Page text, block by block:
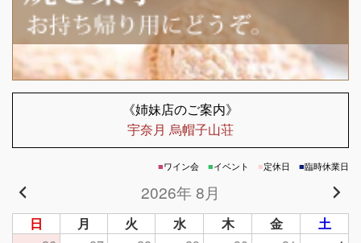
《姉妹店のご案内》
宇奈月 烏帽子山荘
■ワイン会 ■イベント ■定休日 ■臨時休業日
2026年 8月
日 月 火 水 木 金
土